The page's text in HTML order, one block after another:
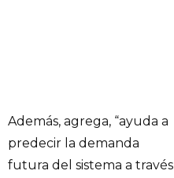
Además, agrega, “ayuda a
predecir la demanda
futura del sistema a través